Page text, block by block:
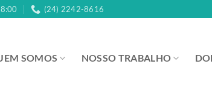
(24) 2242-8616
SOMOS NOSSO TRABALHO